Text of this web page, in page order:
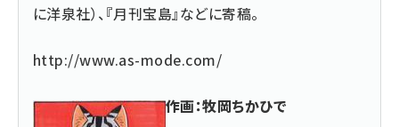
に洋泉社）、『月刊宝島』などに寄稿。
http://www.as-mode.com/
作画：牧岡ちかひで